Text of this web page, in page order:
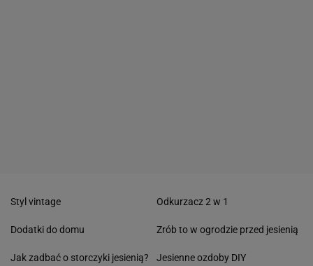
Styl vintage
Dodatki do domu
Jak zadbać o storczyki jesienią?
Odkurzacz 2 w 1
Zrób to w ogrodzie przed jesienią
Jesienne ozdoby DIY